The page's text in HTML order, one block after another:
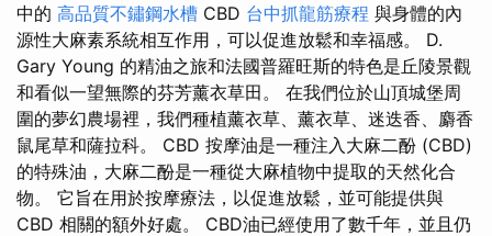
中的 高品質不鏽鋼水槽 CBD 台中抓龍筋療程 與身體的內
源性大麻素系統相互作用，可以促進放鬆和幸福感。 D.
Gary Young 的精油之旅和法國普羅旺斯的特色是丘陵景觀
和看似一望無際的芬芳薰衣草田。 在我們位於山頂城堡周
圍的夢幻農場裡，我們種植薰衣草、薰衣草、迷迭香、麝香
鼠尾草和薩拉科。 CBD 按摩油是一種注入大麻二酚 (CBD)
的特殊油，大麻二酚是一種從大麻植物中提取的天然化合
物。 它旨在用於按摩療法，以促進放鬆，並可能提供與
CBD 相關的額外好處。 CBD油已經使用了數千年，並且仍